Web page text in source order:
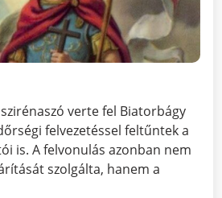
verte fel Biatorbágy
felvezetéssel feltűntek a
is. A felvonulás azonban nem
szolgálta, hanem a